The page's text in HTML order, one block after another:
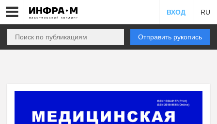
ВХОД RU
Отправить рукопись